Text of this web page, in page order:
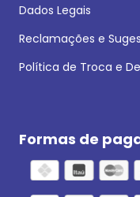
Dados Legais
Reclamações e
Política de Troca e
Formas de